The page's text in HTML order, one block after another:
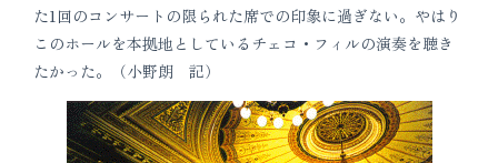
た1回のコンサートの限られた席での印象に過ぎない。やはり
このホールを本拠地としているチェコ・フィルの演奏を聴き
たかった。（小野朗 記）